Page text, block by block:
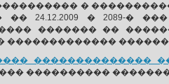
�
24.12.2009 � 2089-�
������� ��
�������������
��������������
����������